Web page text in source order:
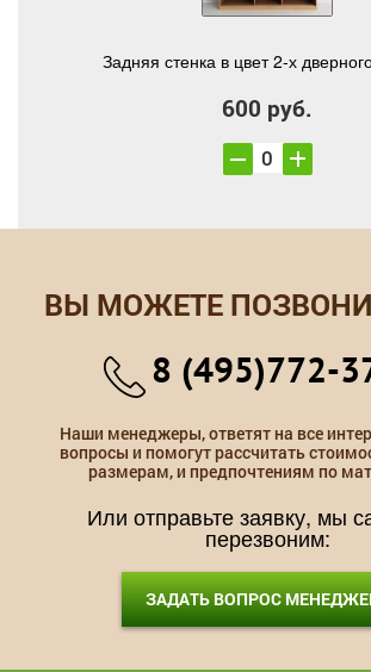
Задняя стенка в цвет 2-х
600 руб.
ВЫ МОЖЕТЕ
8 (495)772-
Наши менеджеры, ответят на все
вопросы и помогут рассчитать
размерам, и предпочтениям по
Или отправьте заявку, мы
перезвоним:
ЗАДАТЬ ВОПРОС